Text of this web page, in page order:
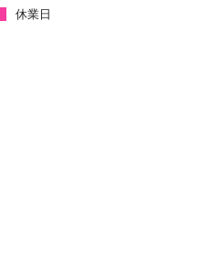
休業日